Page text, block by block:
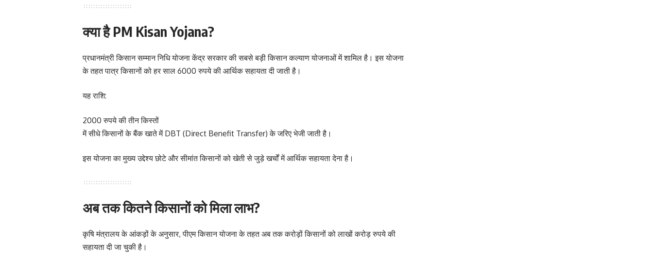
क्या है PM Kisan Yojana?
प्रधानमंत्री किसान सम्मान निधि योजना केंद्र सरकार की सबसे बड़ी किसान कल्याण योजनाओं में शामिल है। इस योजना
के तहत पात्र किसानों को हर साल 6000 रुपये की आर्थिक सहायता दी जाती है।
यह राशि:
2000 रुपये की तीन किस्तों
में सीधे किसानों के बैंक खाते में DBT (Direct Benefit Transfer) के जरिए भेजी जाती है।
इस योजना का मुख्य उद्देश्य छोटे और सीमांत किसानों को खेती से जुड़े खर्चों में आर्थिक सहायता देना है।
अब तक कितने किसानों को मिला लाभ?
कृषि मंत्रालय के आंकड़ों के अनुसार, पीएम किसान योजना के तहत अब तक करोड़ों किसानों को लाखों करोड़ रुपये की
सहायता दी जा चुकी है।